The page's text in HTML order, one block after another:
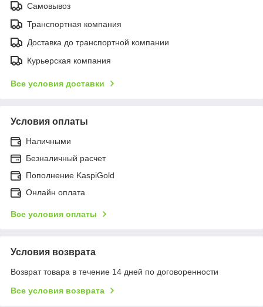
Самовывоз
Транспортная компания
Доставка до транспортной компании
Курьерская компания
Все условия доставки
Условия оплаты
Наличными
Безналичный расчет
Пополнение KaspiGold
Онлайн оплата
Все условия оплаты
Условия возврата
Возврат товара в течение 14 дней по договоренности
Все условия возврата